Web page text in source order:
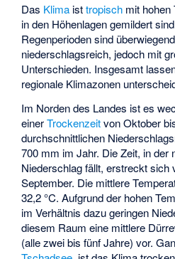
Das Klima isttropisch mit hohen
in den Höhenlagen gemildert
Regenperioden sind überwiegend
niederschlagsreich, jedoch mit
Unterschieden. Insgesamt
regionale Klimazonen
Im Norden des Landes ist es
einerTrockenzeitvon Oktober
durchschnittlichen
700 mm im Jahr. Die Zeit, in der
Niederschlag fällt, erstreckt sich
September. Die mittlere
32,2 °C. Aufgrund der hohen
im Verhältnis dazu geringen
diesem Raum eine mittlere
(alle zwei bis fünf Jahre) vor.